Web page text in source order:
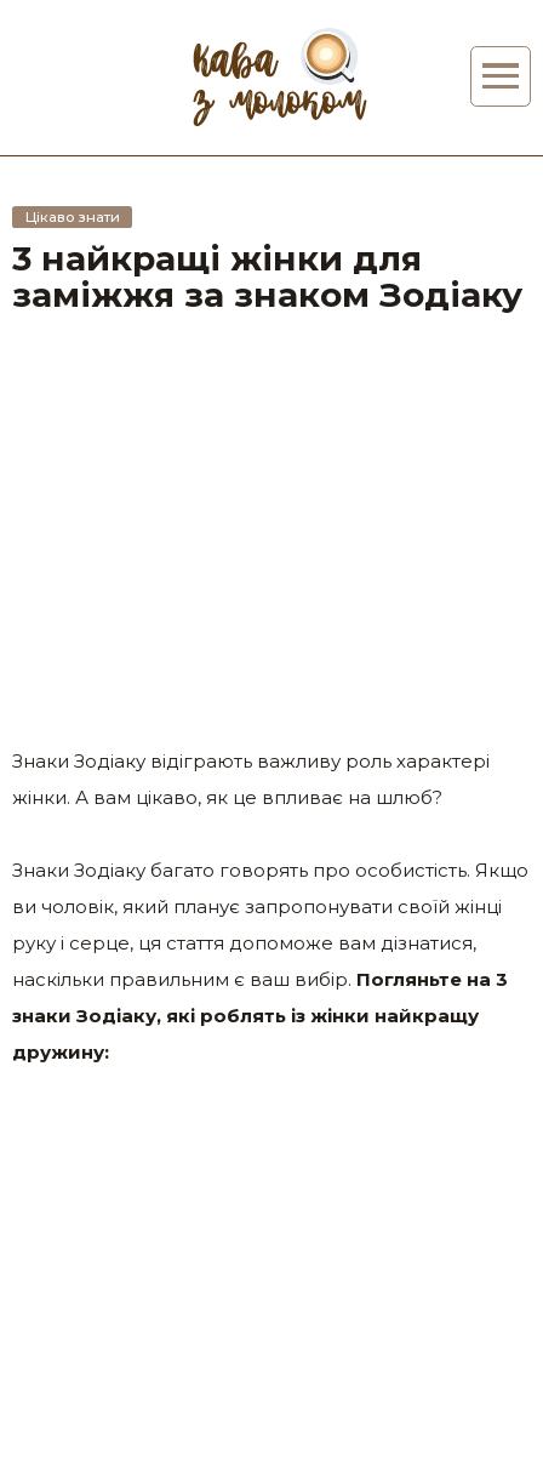
Цікаво знати
3 найкращі жінки для
заміжжя за знаком Зодіаку
Знаки Зодіаку відіграють важливу роль характері
жінки. А вам цікаво, як це впливає на шлюб?
Знаки Зодіаку багато говорять про особистість. Якщо
ви чоловік, який планує запропонувати своїй жінці
руку і серце, ця стаття допоможе вам дізнатися,
наскільки правильним є ваш вибір. Погляньте на 3
знаки Зодіаку, які роблять із жінки найкращу
дружину: